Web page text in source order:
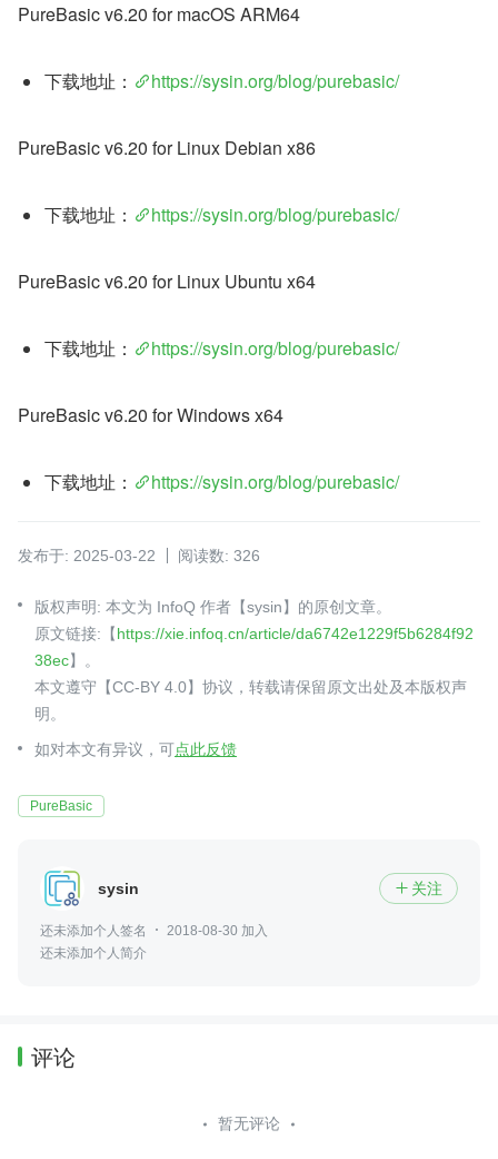
PureBasic v6.20 for macOS ARM64
下载地址： https://sysin.org/blog/purebasic/
PureBasic v6.20 for Linux Debian x86
下载地址： https://sysin.org/blog/purebasic/
PureBasic v6.20 for Linux Ubuntu x64
下载地址： https://sysin.org/blog/purebasic/
PureBasic v6.20 for Windows x64
下载地址： https://sysin.org/blog/purebasic/
发布于: 2025-03-22 阅读数: 326
版权声明: 本文为 InfoQ 作者【sysin】的原创文章。
原文链接:【https://xie.infoq.cn/article/da6742e1229f5b6284f92
38ec】。
本文遵守【CC-BY 4.0】协议，转载请保留原文出处及本版权声
明。
如对本文有异议，可点此反馈
PureBasic
sysin  关注
还未添加个人签名
2018-08-30 加入
还未添加个人简介
评论
暂无评论